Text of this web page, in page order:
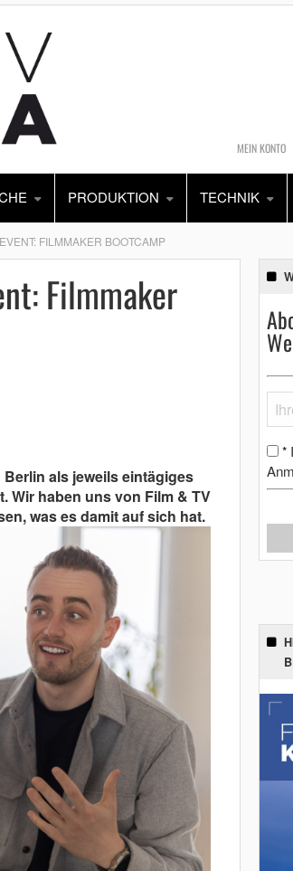
MEIN KONTO
PRODUKTION TECHNIK
FILMMAKER BOOTCAMP
Filmmaker
als jeweils eintägiges
Wir haben uns von Film & TV
was es damit auf sich hat.
*